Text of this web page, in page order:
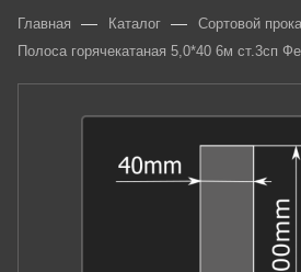
Главная — Каталог — Сортовой
Полоса горячекатаная 5,0*40 6м ст.3сп